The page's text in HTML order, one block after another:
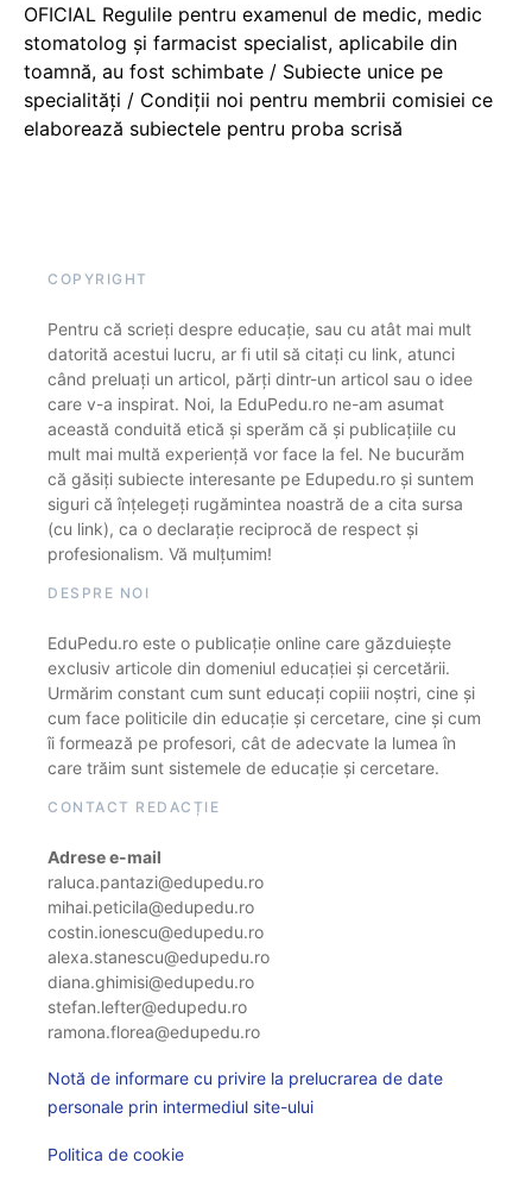
OFICIAL Regulile pentru examenul de medic, medic
stomatolog și farmacist specialist, aplicabile din
toamnă, au fost schimbate / Subiecte unice pe
specialități / Condiții noi pentru membrii comisiei ce
elaborează subiectele pentru proba scrisă
COPYRIGHT
Pentru că scrieți despre educație, sau cu atât mai mult
datorită acestui lucru, ar fi util să citați cu link, atunci
când preluați un articol, părți dintr-un articol sau o idee
care v-a inspirat. Noi, la EduPedu.ro ne-am asumat
această conduită etică și sperăm că și publicațiile cu
mult mai multă experiență vor face la fel. Ne bucurăm
că găsiți subiecte interesante pe Edupedu.ro și suntem
siguri că înțelegeți rugămintea noastră de a cita sursa
(cu link), ca o declarație reciprocă de respect și
profesionalism. Vă mulțumim!
DESPRE NOI
EduPedu.ro este o publicație online care găzduiește
exclusiv articole din domeniul educației și cercetării.
Urmărim constant cum sunt educați copiii noștri, cine și
cum face politicile din educație și cercetare, cine și cum
îi formează pe profesori, cât de adecvate la lumea în
care trăim sunt sistemele de educație și cercetare.
CONTACT REDACȚIE
Adrese e-mail
raluca.pantazi@edupedu.ro
mihai.peticila@edupedu.ro
costin.ionescu@edupedu.ro
alexa.stanescu@edupedu.ro
diana.ghimisi@edupedu.ro
stefan.lefter@edupedu.ro
ramona.florea@edupedu.ro
Notă de informare cu privire la prelucrarea de date
personale prin intermediul site-ului
Politica de cookie